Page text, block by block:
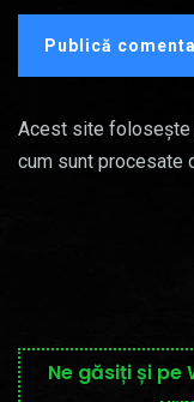
Acest site folosește
cum sunt procesate
Ne găsiți și pe